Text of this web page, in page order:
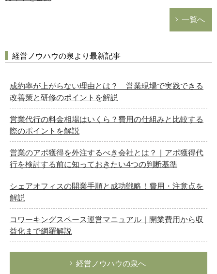
一覧へ
経営ノウハウの泉より最新記事
成約率が上がらない理由とは？ 営業現場で実践できる
改善策と研修のポイントを解説
営業代行の料金相場はいくら？費用の仕組みと比較する
際のポイントを解説
営業のアポ獲得を外注するべき会社とは？｜アポ獲得代
行を検討する前に知っておきたい4つの判断基準
シェアオフィスの開業手順と成功戦略！費用・注意点を
解説
コワーキングスペース運営マニュアル｜開業費用から収
益化まで網羅解説
経営ノウハウの泉へ